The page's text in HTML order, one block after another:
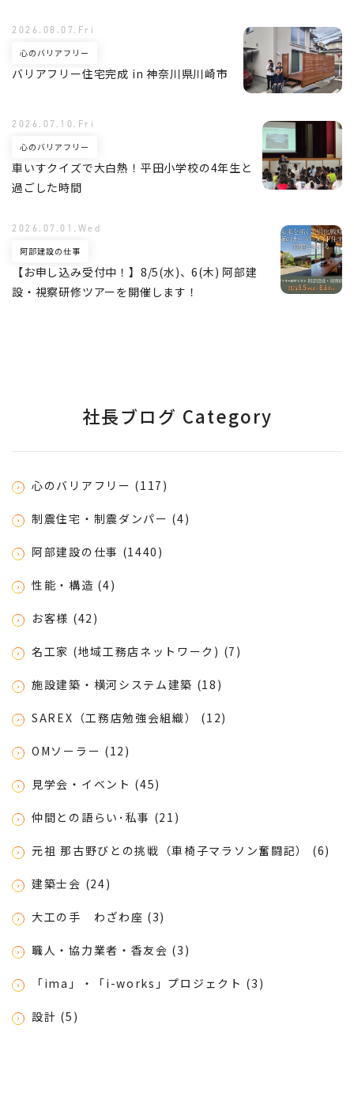
バリアフリー住宅完成 in 神奈川県川崎市
心のバリアフリー
2026.08.07.Fri
車いすクイズで大白熱！平田小学校の4年生と
過ごした時間
心のバリアフリー
2026.07.10.Fri
【お申し込み受付中！】8/5(水)、6(木) 阿部建
設・視察研修ツアーを開催します！
阿部建設の仕事
2026.07.01.Wed
社長ブログ Category
心のバリアフリー (117)
制震住宅・制震ダンパー (4)
阿部建設の仕事 (1440)
性能・構造 (4)
お客様 (42)
名工家 (地域工務店ネットワーク) (7)
施設建築・横河システム建築 (18)
SAREX（工務店勉強会組織） (12)
OMソーラー (12)
見学会・イベント (45)
仲間との語らい･私事 (21)
元祖 那古野びとの挑戦（車椅子マラソン奮闘記） (6)
建築士会 (24)
大工の手 わざわ座 (3)
職人・協力業者・香友会 (3)
「ima」・「i-works」プロジェクト (3)
設計 (5)